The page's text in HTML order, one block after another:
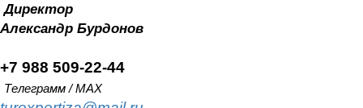
Директор
Александр Бурдонов
+7 988 509-22-44
Телеграмм / MAX